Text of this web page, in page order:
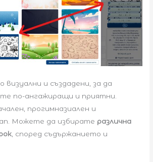
визуални и създадени, за да
по-ангажиращи и приятни.
прогимназиален и
Можете да избирате различна
, според съдържанието и